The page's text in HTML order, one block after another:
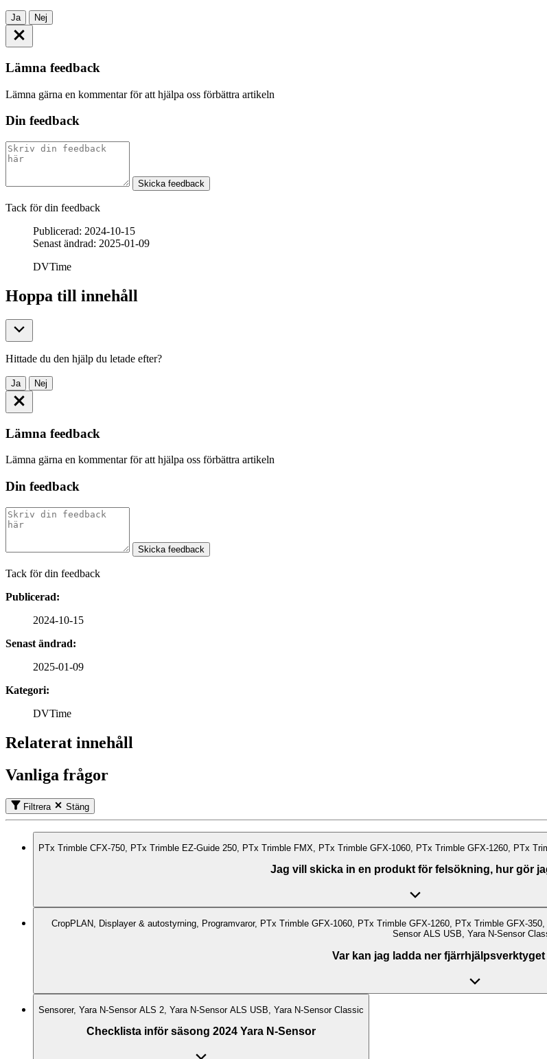
Ja Nej
Lämna feedback
Lämna gärna en kommentar för att hjälpa oss förbättra artikeln
Din feedback
Skicka feedback
Tack för din feedback
Publicerad: 2024-10-15
Senast ändrad: 2025-01-09
DVTime
Hoppa till innehåll
Hittade du den hjälp du letade efter?
Ja Nej
Lämna feedback
Lämna gärna en kommentar för att hjälpa oss förbättra artikeln
Din feedback
Skicka feedback
Tack för din feedback
Publicerad:
2024-10-15
Senast ändrad:
2025-01-09
Kategori:
DVTime
Relaterat innehåll
Vanliga frågor
Filtrera Stäng
PTx Trimble CFX-750, PTx Trimble EZ-Guide 250, PTx Trimble FMX, PTx Trimble GFX-1060, PTx Trimble GFX-1260, PTx
Jag vill skicka in en produkt för felsökning, hur gör
CropPLAN, Displayer & autostyrning, Programvaror, PTx Trimble GFX-1060, PTx Trimble GFX-1260, PTx Trimble GFX-
Sensor ALS USB, Yara N-Sensor
Var kan jag ladda ner fjärrhjälpsverktyget
Sensorer, Yara N-Sensor ALS 2, Yara N-Sensor ALS USB, Yara N-Sensor Classic
Checklista inför säsong 2024 Yara N-Sensor